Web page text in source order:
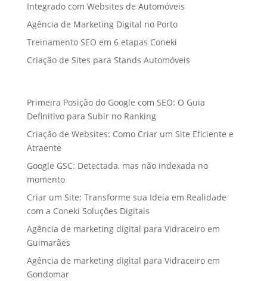
Integrado com Websites de Automóveis
Agência de Marketing Digital no Porto
Treinamento SEO em 6 etapas Coneki
Criação de Sites para Stands Automóveis
Primeira Posição do Google com SEO: O Guia
Definitivo para Subir no Ranking
Criação de Websites: Como Criar um Site Eficiente e
Atraente
Google GSC: Detectada, mas não indexada no
momento
Criar um Site: Transforme sua Ideia em Realidade
com a Coneki Soluções Digitais
Agência de marketing digital para Vidraceiro em
Guimarães
Agência de marketing digital para Vidraceiro em
Gondomar